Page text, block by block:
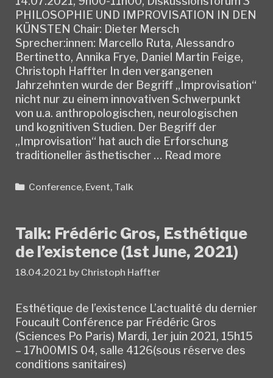
PHILOSOPHIE UND IMPROVISATION IN DEN
KÜNSTEN Chair: Dieter Mersch
Sprecher:innen: Marcello Ruta, Alessandro
Bertinetto, Annika Frye, Daniel Martin Feige,
Christoph Haffter In den vergangenen
Jahrzehnten wurde der Begriff „Improvisation“
nicht nur zu einem innovativen Schwerpunkt
von u.a. anthropologischen, neurologischen
und kognitiven Studien. Der Begriff der
„Improvisation“ hat auch die Erforschung
traditioneller ästhetischer … Read more
Categories
Conference, Event, Talk
Talk: Frédéric Gros, Esthétique
de l’existence (1st June, 2021)
18.04.2021 by Christoph Haffter
Esthétique de l’existence L’actualité du dernier
Foucault Conférence par Frédéric Gros
(Sciences Po Paris) Mardi, 1er juin 2021, 15h15
– 17h00MIS 04, salle 4126(sous réserve des
conditions sanitaires)